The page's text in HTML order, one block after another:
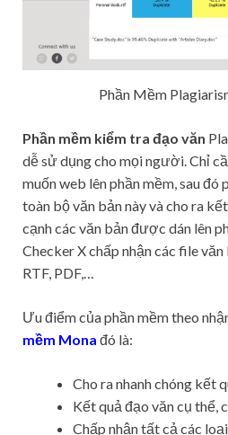
Phần Mềm
Phần mềm kiểm tra đạo văn
dễ sử dụng cho mọi người. Chỉ
muốn web lên phần mềm, sau đó
toàn bộ văn bản này và cho ra
cạnh các văn bản được dán lên
Checker X chấp nhận các file
RTF, PDF,…
Ưu điểm của phần mềm theo
mềm Mona đó là:
Cho ra nhanh chóng kết
Kết quả đạo văn cụ thể,
Chấp nhận tất cả các